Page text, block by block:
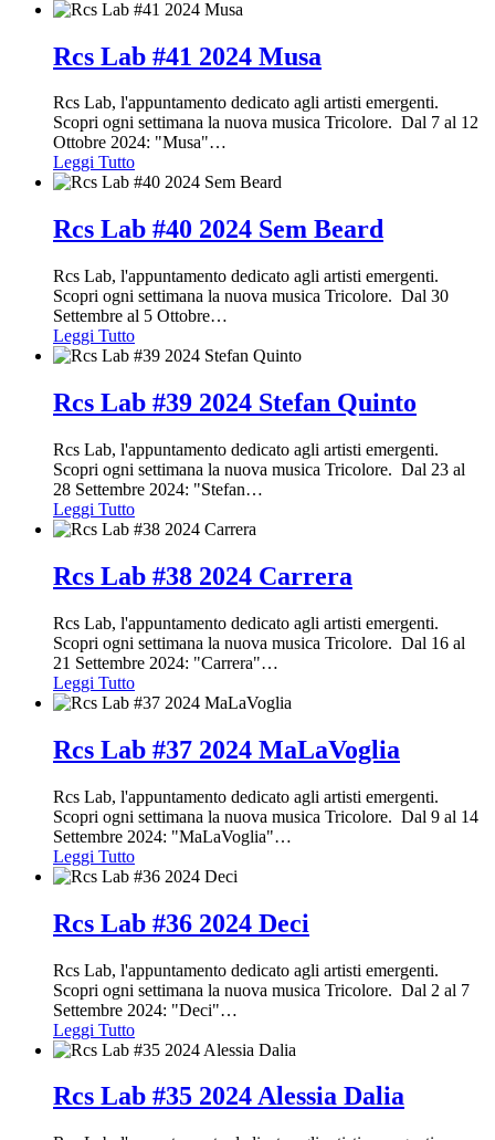
Rcs Lab #41 2024 Musa
Rcs Lab, l'appuntamento dedicato agli artisti emergenti.
Scopri ogni settimana la nuova musica Tricolore. Dal 7 al 12
Ottobre 2024: "Musa"…
Leggi Tutto
Rcs Lab #40 2024 Sem Beard
Rcs Lab, l'appuntamento dedicato agli artisti emergenti.
Scopri ogni settimana la nuova musica Tricolore. Dal 30
Settembre al 5 Ottobre…
Leggi Tutto
Rcs Lab #39 2024 Stefan Quinto
Rcs Lab, l'appuntamento dedicato agli artisti emergenti.
Scopri ogni settimana la nuova musica Tricolore. Dal 23 al
28 Settembre 2024: "Stefan…
Leggi Tutto
Rcs Lab #38 2024 Carrera
Rcs Lab, l'appuntamento dedicato agli artisti emergenti.
Scopri ogni settimana la nuova musica Tricolore. Dal 16 al
21 Settembre 2024: "Carrera"…
Leggi Tutto
Rcs Lab #37 2024 MaLaVoglia
Rcs Lab, l'appuntamento dedicato agli artisti emergenti.
Scopri ogni settimana la nuova musica Tricolore. Dal 9 al 14
Settembre 2024: "MaLaVoglia"…
Leggi Tutto
Rcs Lab #36 2024 Deci
Rcs Lab, l'appuntamento dedicato agli artisti emergenti.
Scopri ogni settimana la nuova musica Tricolore. Dal 2 al 7
Settembre 2024: "Deci"…
Leggi Tutto
Rcs Lab #35 2024 Alessia Dalia